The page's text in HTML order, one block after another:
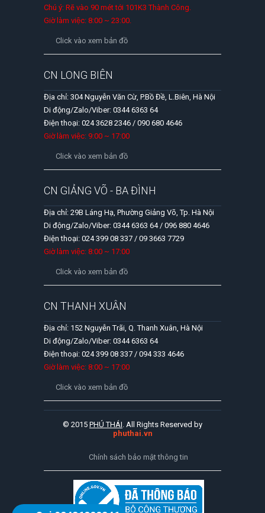
Chú ý: Rẽ vào 90 mét tới 101K3 Thành Công.
Giờ làm việc: 8:00 ~ 23:00.
Click vào xem bản đồ
CN LONG BIÊN
Địa chỉ: 304 Nguyễn Văn Cừ, P.Bồ Đề, L.Biên, Hà Nội
Di động/Zalo/Viber: 0344 6363 64
Điện thoại: 024 3628 2346 / 090 680 4646
Giờ làm việc: 9:00 ~ 17:00
Click vào xem bản đồ
CN GIẢNG VÕ - BA ĐÌNH
Địa chỉ: 29B Láng Hạ, Phường Giảng Võ, Tp. Hà Nội
Di động/Zalo/Viber: 0344 6363 64 / 096 880 4646
Điện thoại: 024 399 08 337 / 09 3663 7729
Giờ làm việc: 8:00 ~ 17:00
Click vào xem bản đồ
CN THANH XUÂN
Địa chỉ: 152 Nguyễn Trãi, Q. Thanh Xuân, Hà Nội
Di động/Zalo/Viber: 0344 6363 64
Điện thoại: 024 399 08 337 / 094 333 4646
Giờ làm việc: 8:00 ~ 17:00
Click vào xem bản đồ
© 2015 PHÚ THÁI. All Rights Reserved by
phuthai.vn
Chính sách bảo mật thông tin